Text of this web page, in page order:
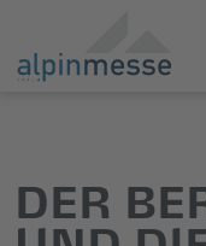
springen
springen
DER